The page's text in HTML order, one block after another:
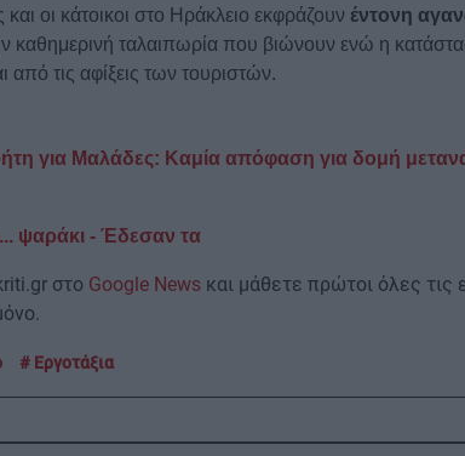
και οι κάτοικοι στο Ηράκλειο εκφράζουν έντονη
καθημερινή ταλαιπωρία που βιώνουν ενώ η
από τις αφίξεις των τουριστών.
για Μαλάδες: Καμία απόφαση για δομή
ψαράκι - Έδεσαν τα
στο Google News και μάθετε πρώτοι όλες τις
Εργοτάξια